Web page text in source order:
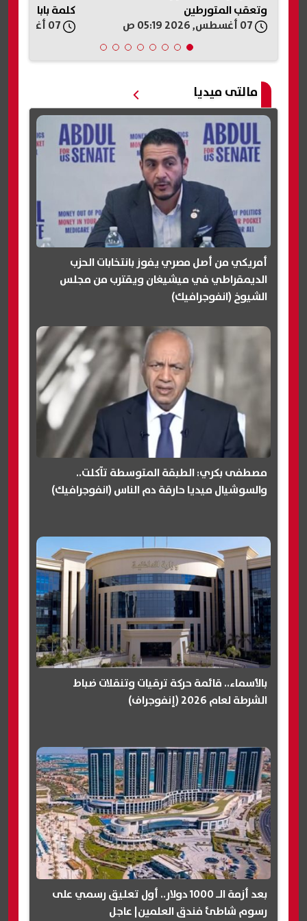
كلمة بابا»
مالتى ميديا
أمريكي من أصل مصري يفوز بانتخابات الحزب
الديمقراطي في ميشيغان ويقترب من مجلس
الشيوخ (انفوجرافيك)
مصطفى بكري: الطبقة المتوسطة تآكلت..
والسوشيال ميديا حارقة دم الناس (انفوجرافيك)
بالأسماء.. قائمة حركة ترقيات وتنقلات ضباط
الشرطة لعام 2026 (إنفوجراف)
بعد أزمة الـ 1000 دولار.. أول تعليق رسمي على
رسوم شاطئ فندق العلمين| عاجل